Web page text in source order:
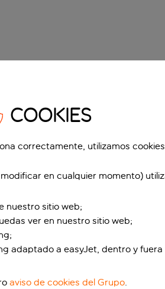
COOKIES
correctamente, utilizamos
en cualquier momento)
nuestro sitio web;
ver en nuestro sitio web;
adaptado a easyJet, dentro y
aviso de cookies del Grupo.